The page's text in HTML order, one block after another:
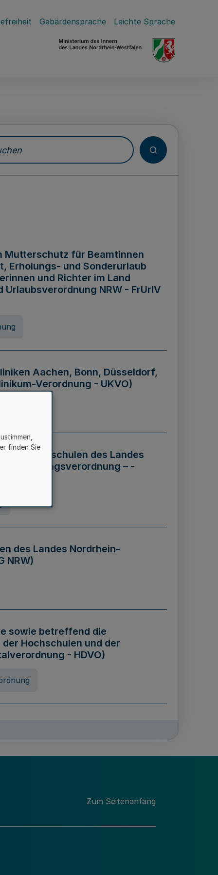
Gebärdensprache Leichte Sprache
Mutterschutz für Beamtinnen
Erholungs- und Sonderurlaub
und Richter im Land
NRW - FrUrlV
Aachen, Bonn, Düsseldorf,
Verordnung - UKVO)
der Hochschulen des Landes
– -
des Landes Nordrhein-
NRW)
sowie betreffend die
Hochschulen und der
- HDVO)
des Landes Nordrhein-
Zum Seitenanfang
finden Sie